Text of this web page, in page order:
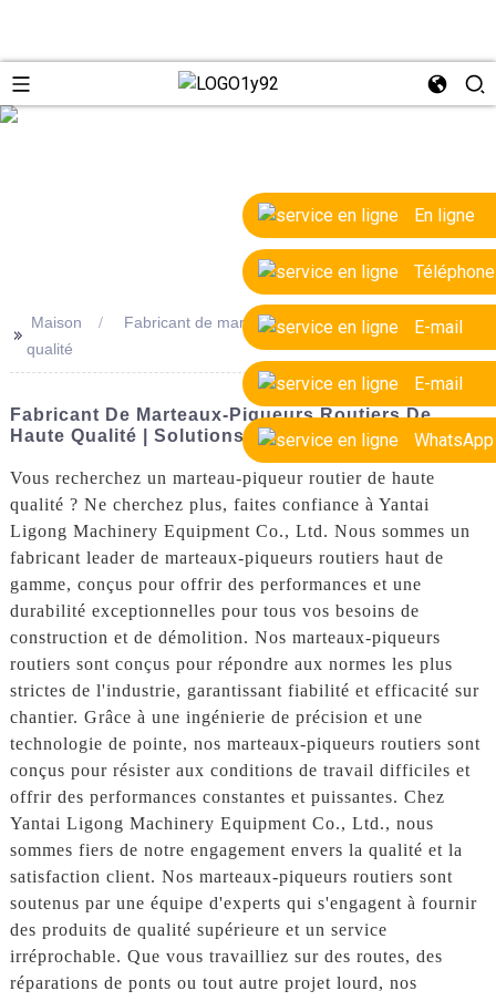
En ligne
Téléphone
E-mail
E-mail
WhatsApp
>>
Maison
Fabricant de marteaux-piqueurs routiers de haute
qualité
Fabricant De Marteaux-Piqueurs Routiers De
Haute Qualité | Solutions OEM Et D'usine
Vous recherchez un marteau-piqueur routier de haute
qualité ? Ne cherchez plus, faites confiance à Yantai
Ligong Machinery Equipment Co., Ltd. Nous sommes un
fabricant leader de marteaux-piqueurs routiers haut de
gamme, conçus pour offrir des performances et une
durabilité exceptionnelles pour tous vos besoins de
construction et de démolition. Nos marteaux-piqueurs
routiers sont conçus pour répondre aux normes les plus
strictes de l'industrie, garantissant fiabilité et efficacité sur
chantier. Grâce à une ingénierie de précision et une
technologie de pointe, nos marteaux-piqueurs routiers sont
conçus pour résister aux conditions de travail difficiles et
offrir des performances constantes et puissantes. Chez
Yantai Ligong Machinery Equipment Co., Ltd., nous
sommes fiers de notre engagement envers la qualité et la
satisfaction client. Nos marteaux-piqueurs routiers sont
soutenus par une équipe d'experts qui s'engagent à fournir
des produits de qualité supérieure et un service
irréprochable. Que vous travailliez sur des routes, des
réparations de ponts ou tout autre projet lourd, nos